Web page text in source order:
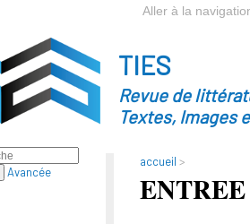
Aller à la
TIES
Revue de
Textes, Images
accueil >
ENTREE
Avancée